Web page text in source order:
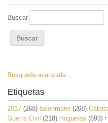
Buscar
Búsqueda avanzada
Etiquetas
2017 (268) balonmano (268)
Guerra Civil (218) Hogueras (693)